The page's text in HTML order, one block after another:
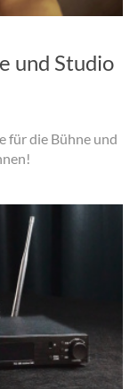
und Studio
für die Bühne und